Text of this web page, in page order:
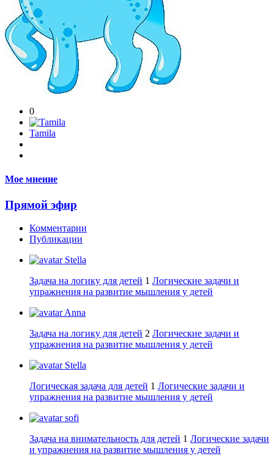
0
Tamila
Мое мнение
Прямой эфир
Комментарии
Публикации
Stella
Задача на логику для детей 1 Логические задачи и
упражнения на развитие мышления у детей
Anna
Задача на логику для детей 2 Логические задачи и
упражнения на развитие мышления у детей
Stella
Логическая задача для детей 1 Логические задачи и
упражнения на развитие мышления у детей
sofi
Задача на внимательность для детей 1 Логические задачи
и упражнения на развитие мышления у детей